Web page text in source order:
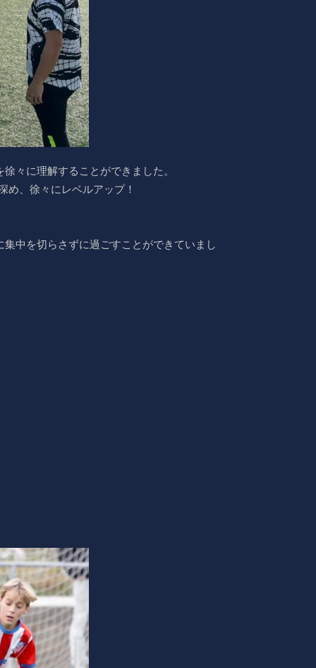
々に理解することができました。
、徐々にレベルアップ！
中を切らさずに過ごすことができていまし